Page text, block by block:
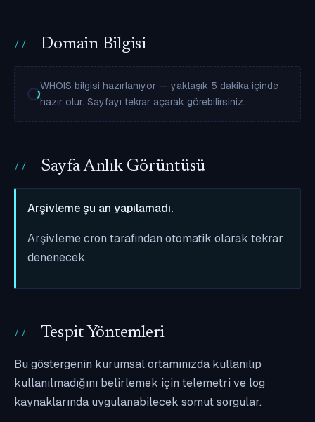
Domain Bilgisi
WHOIS bilgisi hazırlanıyor — yaklaşık 5 dakika içinde
hazır olur. Sayfayı tekrar açarak görebilirsiniz.
Sayfa Anlık Görüntüsü
Arşivleme şu an yapılamadı.
Arşivleme cron tarafından otomatik olarak tekrar
denenecek.
Tespit Yöntemleri
Bu göstergenin kurumsal ortamınızda kullanılıp
kullanılmadığını belirlemek için telemetri ve log
kaynaklarında uygulanabilecek somut sorgular.